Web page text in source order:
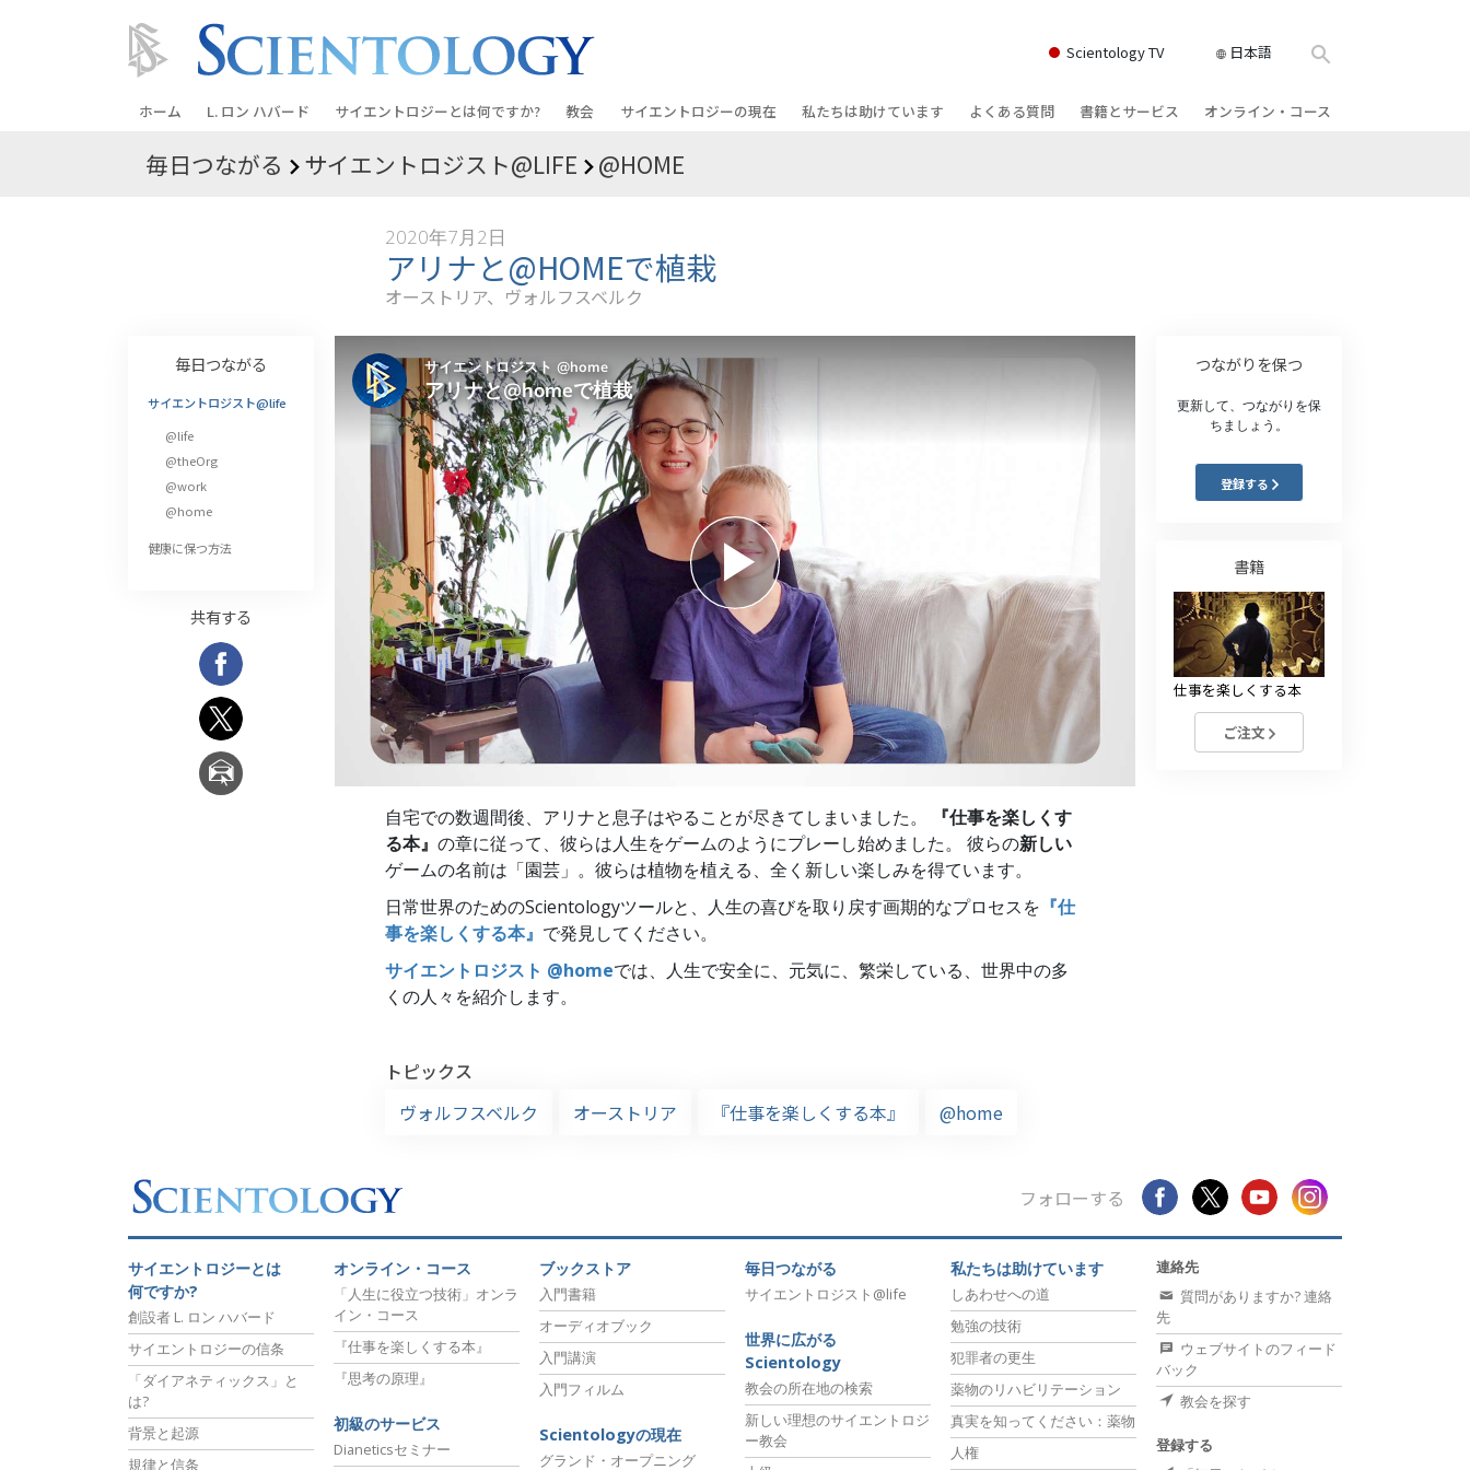
Scientology TV 日本語
ホーム L. ロン ハバード サイエントロジーとは何ですか?
信条と実践
サイエントロジストたちが語るサイエ
ントロジー
サイエントロジストに会いましょう
教会の内部
サイエントロジーの基本原理
ダイアネティックスの紹介
愛と憎しみ ―
偉大さとは何か?
教会
教会を探す
上級
オーガニゼーション
フラッグ･ランド･ベース
フリーウィンズ
サイエントロジーを
世界にもたらす
サイエントロジーの現在
グランド・オープニング
デビッド･ミスキャベッジ氏—
Scientologyの教会指導者
私たちは助けています
真実を知ってください：薬物
よくある質問 書籍とサービス
初級のサービス
オンライン・コース
病気やけがのためのアシスト
感情のトーン・スケール
職場のためのツール
エシックスとコンディション
調査
毎日つながる サイエントロジスト@LIFE @HOME
2020年7月2日
アリナと@HOMEで植栽
オーストリア、ヴォルフスベルク
自宅での数週間後、アリナと息子はやることが尽きてしまいました。
『仕事を楽しくす
る本』 の章に従って、彼らは人生をゲームのようにプレーし始めました。 彼らの新しい
ゲームの名前は「園芸」。彼らは植物を植える、全く新しい楽しみを得ています。
日常世界のためのScientologyツールと、人生の喜びを取り戻す画期的なプロセスを 『仕
事を楽しくする本』 で発見してください。
サイエントロジスト @homeでは、人生で安全に、元気に、繁栄している、世界中の多
くの人々を紹介します。
トピックス
ヴォルフスベルク
オーストリア 『仕事を楽しくする本』 @home
毎日つながる
サイエントロジスト@life
@life
@theOrg
@work
@home
健康に保つ方法
共有する
つながりを保つ
更新して、つながりを保
ちましょう。
登録する
書籍
仕事を楽しくする本
ご注文
フォローする
サイエントロジーとは
何ですか?
創設者 L. ロン ハバード
サイエントロジーの信条
「ダイアネティックス」と
は?
背景と起源
規律と信条
オンライン・コース
「人生に役立つ技術」オンラ
イン・コース
『仕事を楽しくする本』
『思考の原理』
初級のサービス
Dianeticsセミナー
ブックストア
入門書籍
オーディオブック
入門講演
入門フィルム
Scientologyの現在
グランド・オープニング
毎日つながる
サイエントロジスト@life
世界に広がる
Scientology
教会の所在地の検索
新しい理想のサイエントロジ
ー教会
私たちは助けています
しあわせへの道
勉強の技術
犯罪者の更生
薬物のリハビリテーション
真実を知ってください：薬物
人権
連絡先
質問がありますか? 連絡
先
ウェブサイトのフィード
バック
教会を探す
登録する